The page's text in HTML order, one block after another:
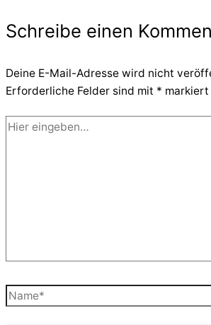
Schreibe einen
Deine E-Mail-Adresse wird nicht
Erforderliche Felder sind mit * markiert
Hier
Name*